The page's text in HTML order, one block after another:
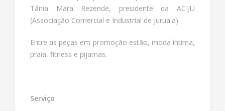
Tânia Mara Rezende, presidente da ACIJU
(Associação Comercial e Industrial de Juruaia)
Entre as peças em promoção estão, moda íntima,
praia, fitness e pijamas.
Serviço